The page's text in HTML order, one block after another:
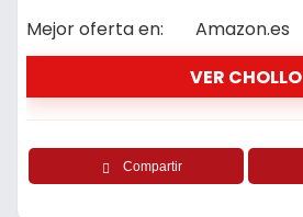
Mejor oferta en:
Amazon.es
VER CHOLLO
Compartir